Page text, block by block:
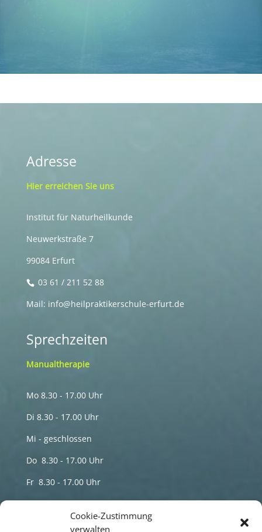
Cookie-Zustimmung
verwalten
Adresse
Hier erreichen Sie uns
Institut für Naturheilkunde
Neuwerkstraße 7
99084 Erfurt
03 61 / 211 52 88
Mail: info@heilpraktikerschule-erfurt.de
Sprechzeiten
Manualtherapie
Mo 8.30 - 17.00 Uhr
Di 8.30 - 17.00 Uhr
Mi - geschlossen
Do 8.30 - 17.00 Uhr
Fr 8.30 - 17.00 Uhr
Termine nur nach telefonischer Vereinbarung